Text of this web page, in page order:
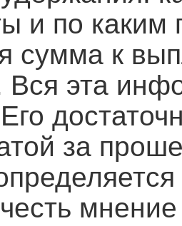
и по каким
сумма к
Вся эта
за